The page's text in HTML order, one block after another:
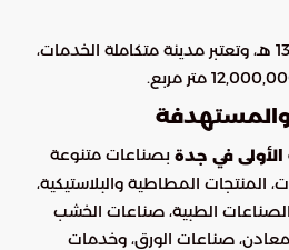
تأسست المدينة في عام 1391 هـ، وتعتبر مدينة متكاملة الخدمات،
والمستهدفة
الأولى في جدة بصناعات متنوعة
المنتجات المطاطية والبلاستيكية،
الصناعات الطبية، صناعات الخشب
صناعات الورق، وخدمات